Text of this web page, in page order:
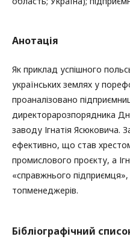
Анотація
Як приклад успішного
українських землях у
проаналізовано
директорарозпорядника
заводу Ігнатія Ясюковича.
ефективно, що став
промислового проєкту, а
«справжнього
топменеджерів.
Бібліографічний